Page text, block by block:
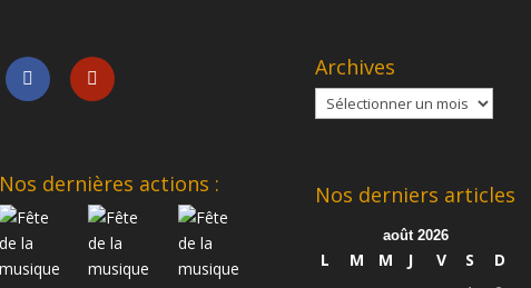
Nos dernières actions :
Archives
Archives
Nos derniers articles
août 2026
L M M J V S
D